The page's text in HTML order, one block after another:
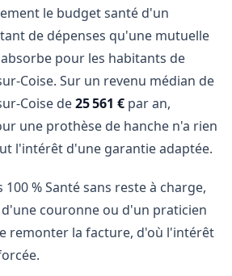
le budget santé d'un
de dépenses qu'une mutuelle
pour les habitants de
Coise. Sur un revenu médian de
Coise de25 561 € par an,
une prothèse de hanche n'a rien
l'intérêt d'une garantie adaptée.
% Santé sans reste à charge,
couronne ou d'un praticien
remonter la facture, d'où l'intérêt